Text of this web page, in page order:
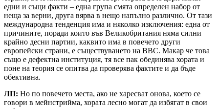
едни и същи факти – една група смята определен набор от
неща за верни, друга вярва в нещо напълно различно. От тази
международна тенденция има и няколко изключения: една от
причините, поради които във Великобритания няма силни
крайно десни партии, каквито има в повечето други
европейски страни, е съществуването на BBC. Макар че това
също е дефектна институция, тя все пак обединява хората и
поне на теория се опитва да проверява фактите и да бъде
обективна.
ЛП: Но по повечето места, ако не харесват онова, което се
говори в мейнстрийма, хората лесно могат да избягат в свои